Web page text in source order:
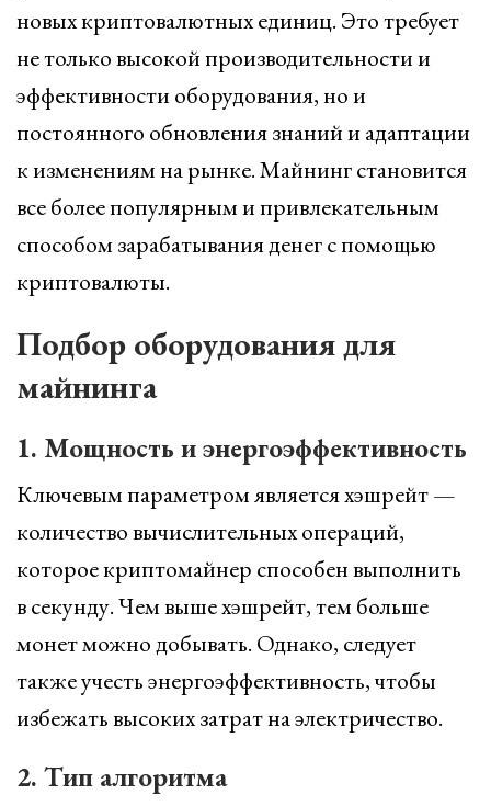
новых криптовалютных единиц. Это требует
не только высокой производительности и
эффективности оборудования, но и
постоянного обновления знаний и адаптации
к изменениям на рынке. Майнинг становится
все более популярным и привлекательным
способом зарабатывания денег с помощью
криптовалюты.
Подбор оборудования для
майнинга
1. Мощность и энергоэффективность
Ключевым параметром является хэшрейт —
количество вычислительных операций,
которое криптомайнер способен выполнить
в секунду. Чем выше хэшрейт, тем больше
монет можно добывать. Однако, следует
также учесть энергоэффективность, чтобы
избежать высоких затрат на электричество.
2. Тип алгоритма